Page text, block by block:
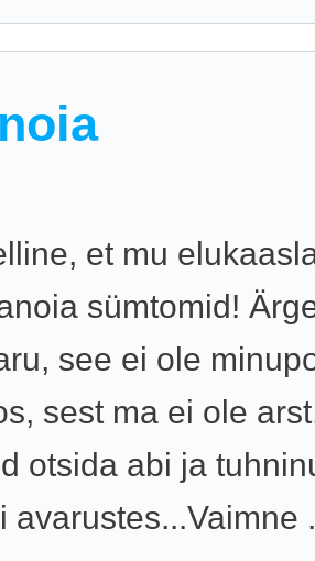
et mu
sümtomid!
see ei ole
sest ma ei ole
otsida abi ja
avarustes...Vaimne